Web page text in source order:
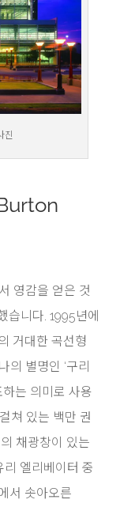
진
영감을 얻은 것
니다. 1995년에
거대한 곡선형
의 별명인 ‘구리
하는 의미로 사용
쳐 있는 백만 권
채광창이 있는
엘리베이터 중
서 솟아오른